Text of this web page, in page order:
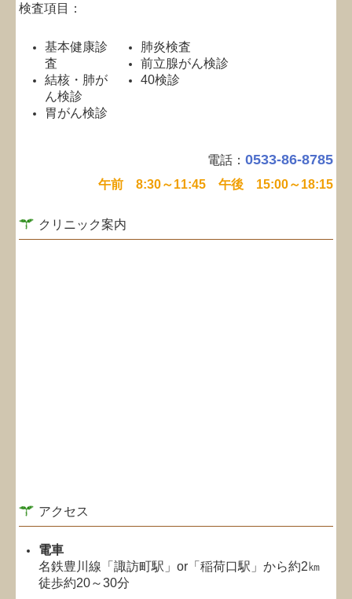
クリニック案内
アクセス
電車
名鉄豊川線「諏訪町駅」or「稲荷口駅」から約2㎞
徒歩約20～30分
検査項目：
基本健康診
査
結核・肺が
ん検診
胃がん検診
肺炎検査
前立腺がん検診
40検診
電話： 0533-86-8785
午前 8:30～11:45 午後 15:00～18:15